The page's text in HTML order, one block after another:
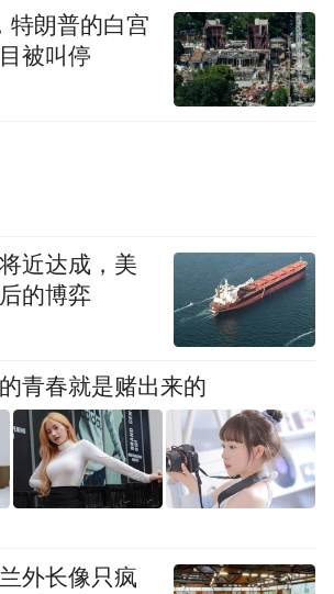
特朗普的白宫
被叫停
近达成，美
的博弈
青春就是赌出来的
外长像只疯